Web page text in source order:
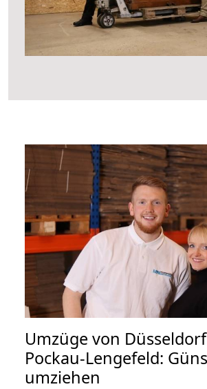
Umzüge von
Pockau-Lengefeld:
umziehen